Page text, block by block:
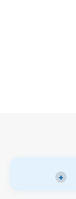
+